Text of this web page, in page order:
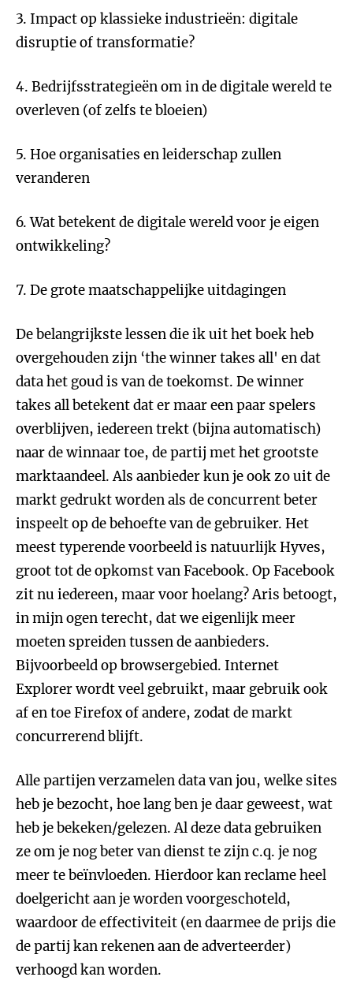
3. Impact op klassieke industrieën: digitale
disruptie of transformatie?
4. Bedrijfsstrategieën om in de digitale wereld te
overleven (of zelfs te bloeien)
5. Hoe organisaties en leiderschap zullen
veranderen
6. Wat betekent de digitale wereld voor je eigen
ontwikkeling?
7. De grote maatschappelijke uitdagingen
De belangrijkste lessen die ik uit het boek heb
overgehouden zijn ‘the winner takes all' en dat
data het goud is van de toekomst. De winner
takes all betekent dat er maar een paar spelers
overblijven, iedereen trekt (bijna automatisch)
naar de winnaar toe, de partij met het grootste
marktaandeel. Als aanbieder kun je ook zo uit de
markt gedrukt worden als de concurrent beter
inspeelt op de behoefte van de gebruiker. Het
meest typerende voorbeeld is natuurlijk Hyves,
groot tot de opkomst van Facebook. Op Facebook
zit nu iedereen, maar voor hoelang? Aris betoogt,
in mijn ogen terecht, dat we eigenlijk meer
moeten spreiden tussen de aanbieders.
Bijvoorbeeld op browsergebied. Internet
Explorer wordt veel gebruikt, maar gebruik ook
af en toe Firefox of andere, zodat de markt
concurrerend blijft.
Alle partijen verzamelen data van jou, welke sites
heb je bezocht, hoe lang ben je daar geweest, wat
heb je bekeken/gelezen. Al deze data gebruiken
ze om je nog beter van dienst te zijn c.q. je nog
meer te beïnvloeden. Hierdoor kan reclame heel
doelgericht aan je worden voorgeschoteld,
waardoor de effectiviteit (en daarmee de prijs die
de partij kan rekenen aan de adverteerder)
verhoogd kan worden.